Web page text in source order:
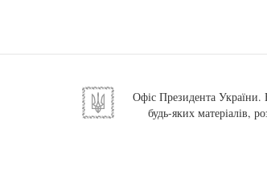
Офіс Президента України.
будь-яких матеріалів,